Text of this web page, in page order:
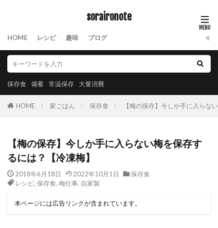
soraironote
HOME レシピ 趣味 ブログ
保存食 備蓄 常温保存 大量消費
HOME 家ごはん 保存食 【梅の保存】今しか手に入らな
【梅の保存】今しか手に入らない梅を保存す
るには？【冷凍梅】
2018年6月18日 2022年10月1日
保存食
レシピ, 保存食, 梅仕事, 自家製
本ページには広告リンクが含まれています。